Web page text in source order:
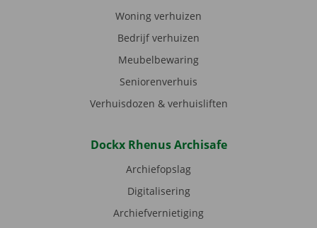
Woning verhuizen
Bedrijf verhuizen
Meubelbewaring
Seniorenverhuis
Verhuisdozen & verhuisliften
Dockx Rhenus Archisafe
Archiefopslag
Digitalisering
Archiefvernietiging